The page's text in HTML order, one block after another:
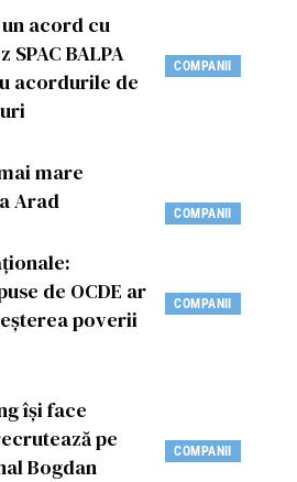
COMPANII
un acord cu
BALPA
acordurile de
COMPANII
mare
Arad
COMPANII
de OCDE ar
poverii
COMPANII
își face
pe
Bogdan